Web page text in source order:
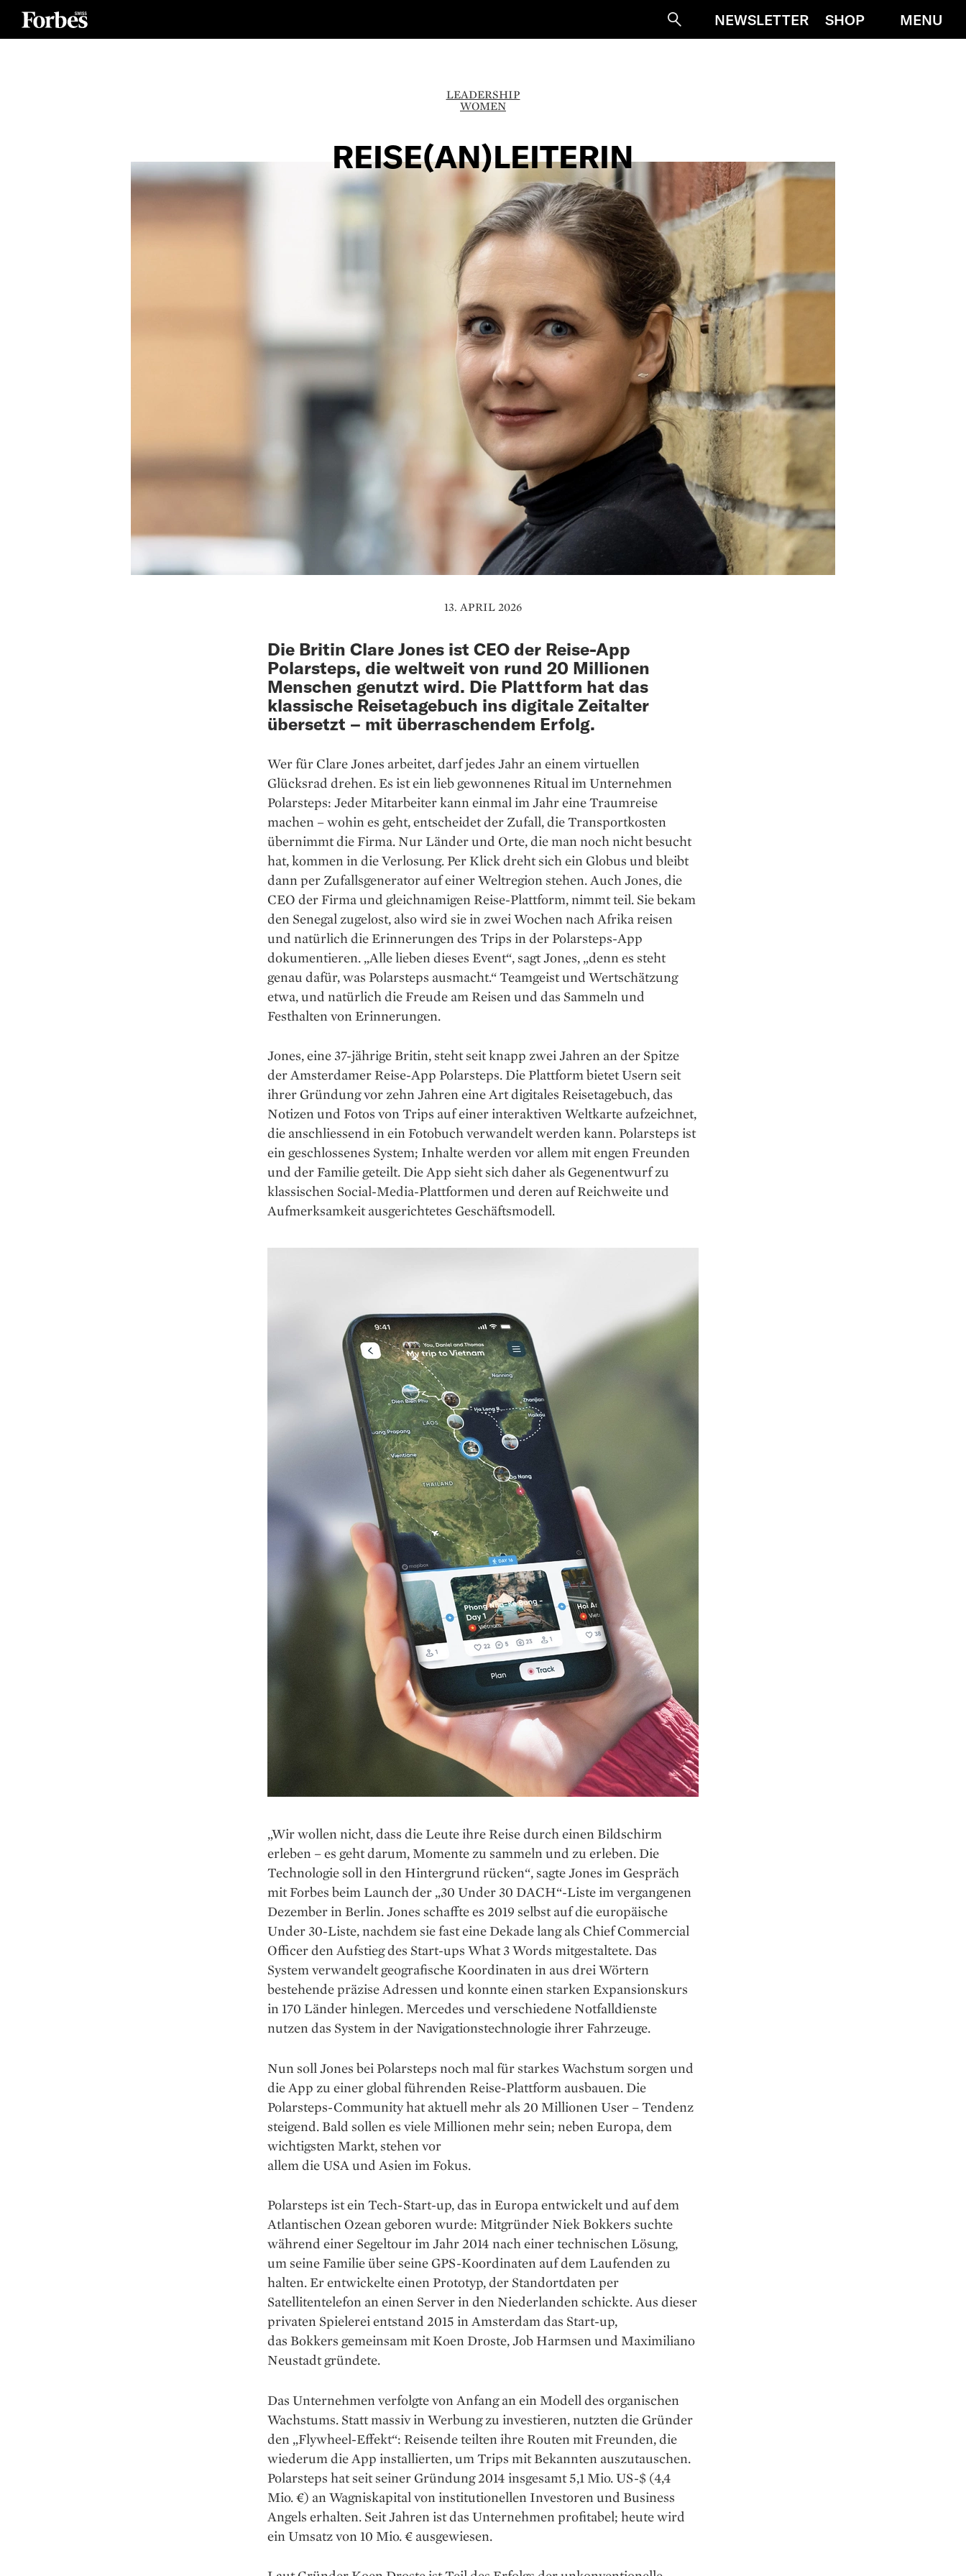
SucheNEWSLETTER SHOP MENU
LEADERSHIP
WOMEN
REISE(AN)LEITERIN
13. APRIL 2026
Die Britin Clare Jones ist CEO der Reise-App
Polarsteps, die weltweit von rund 20 Millionen
Menschen genutzt wird. Die Plattform hat das
klassische Reisetagebuch ins digitale Zeitalter
übersetzt – mit überraschendem Erfolg.
Wer für Clare Jones arbeitet, darf jedes Jahr an einem virtuellen
Glücksrad drehen. Es ist ein lieb gewonnenes Ritual im Unternehmen
Polarsteps: Jeder Mitarbeiter kann einmal im Jahr eine Traumreise
machen – wohin es geht, entscheidet der Zufall, die Transportkosten
übernimmt die Firma. Nur Länder und Orte, die man noch nicht besucht
hat, kommen in die Verlosung. Per Klick dreht sich ein Globus und bleibt
dann per Zufallsgenerator auf einer Weltregion stehen. Auch Jones, die
CEO der Firma und gleichnamigen Reise-Plattform, nimmt teil. Sie bekam
den Senegal zugelost, also wird sie in zwei Wochen nach ­Afrika reisen
und natürlich die Erinnerungen des Trips in der Polarsteps-App
dokumentieren. „Alle lieben dieses Event“, sagt Jones, „denn es steht
genau dafür, was Polarsteps ausmacht.“ Teamgeist und Wert­schätzung
etwa, und natürlich die Freude am Reisen und das Sammeln und
Festhalten von Erinnerungen.
Jones, eine 37-jährige Britin, steht seit knapp zwei Jahren an der Spitze
der Amsterdamer Reise-App Polarsteps. Die Plattform bietet Usern seit
ihrer Gründung vor zehn Jahren eine Art digitales Reisetagebuch, das
Notizen und Fotos von Trips auf einer ­interaktiven Weltkarte aufzeichnet,
die anschliessend in ein Fotobuch verwandelt werden kann. Polarsteps ist
ein geschlossenes System; Inhalte werden vor allem mit engen Freunden
und der Familie geteilt. Die App sieht sich daher als Gegenentwurf zu
klassischen Social-Media-Plattformen und deren auf Reichweite und
Aufmerksamkeit ausgerichtetes Geschäftsmodell.
„Wir wollen nicht, dass die Leute ihre Reise durch einen Bildschirm
erleben – es geht darum, Momente zu sammeln und zu erleben. Die
Technologie soll in den Hintergrund rücken“, sagte Jones im Gespräch
mit Forbes beim Launch der „30 Under 30 DACH“-Liste im vergangenen
Dezember in Berlin. Jones schaffte es 2019 selbst auf die europäische
Under 30-Liste, nachdem sie fast eine Dekade lang als Chief Commercial
Officer den Aufstieg des Start-ups What 3 Words mitgestaltete. Das
System verwandelt geografische Koordinaten in aus drei Wörtern
bestehende präzise Adressen und konnte einen starken Expansionskurs
in 170 Länder hinlegen. Mercedes und verschiedene Notfalldienste
nutzen das System in der Navigationstechnologie ihrer Fahrzeuge.
Nun soll Jones bei Polarsteps noch mal für ­starkes Wachstum sorgen und
die App zu einer global führen­den Reise-Plattform ausbauen. Die
Polarsteps-­Commu­nity hat aktuell mehr als 20 Millionen User – Tendenz
steigend. Bald sollen es viele Millionen mehr sein; neben Europa, dem
wichtigsten Markt, stehen vor
allem die USA und Asien im Fokus.
Polarsteps ist ein Tech-Start-up, das in Europa entwickelt und auf dem
Atlantischen Ozean geboren wurde: Mitgründer Niek Bokkers suchte
während einer Segeltour im Jahr 2014 nach einer technischen Lösung,
um seine Familie über seine GPS-Koordinaten auf dem Laufenden zu
halten. Er entwickelte einen Prototyp, der Standortdaten per
Satellitentelefon an einen Server in den Niederlanden schickte. Aus dieser
privaten ­Spielerei entstand 2015 in Amsterdam das Start-up,
das Bokkers gemeinsam mit Koen Droste, Job Harmsen und Maximiliano
Neustadt gründete.
Das Unternehmen verfolgte von Anfang an ein ­Modell des organischen
Wachstums. Statt massiv in Wer­bung zu investieren, nutzten die Gründer
den „Flywheel-Effekt“: Reisende teilten ihre Routen mit Freunden, die
wiederum die App installierten, um Trips mit Bekannten auszutauschen.
Polarsteps hat seit seiner Gründung 2014 insgesamt 5,1 Mio. US-$ (4,4
Mio. €) an Wagniskapital von institutionellen Investoren und Business
Angels erhalten. Seit Jahren ist das Unternehmen profitabel; heute wird
ein Umsatz von 10 Mio. € ausgewiesen.